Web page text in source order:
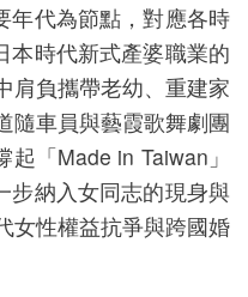
年代為節點，對應各時
本時代新式產婆職業的
肩負攜帶老幼、重建家
隨車員與藝霞歌舞劇團
「Made in Taiwan」
步納入女同志的現身與
女性權益抗爭與跨國婚